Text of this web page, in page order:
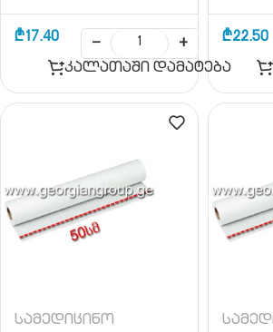
₾17.40 −
+
კალათაში დამატება
₾22.50
სამედიცინო